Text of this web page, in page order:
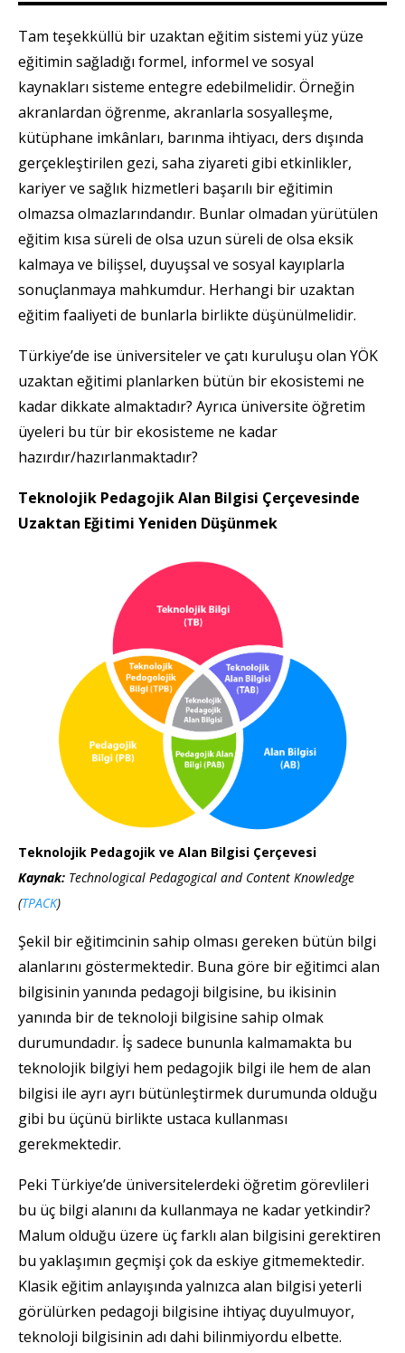
Tam teşekküllü bir uzaktan eğitim sistemi yüz yüze
eğitimin sağladığı formel, informel ve sosyal
kaynakları sisteme entegre edebilmelidir. Örneğin
akranlardan öğrenme, akranlarla sosyalleşme,
kütüphane imkânları, barınma ihtiyacı, ders dışında
gerçekleştirilen gezi, saha ziyareti gibi etkinlikler,
kariyer ve sağlık hizmetleri başarılı bir eğitimin
olmazsa olmazlarındandır. Bunlar olmadan yürütülen
eğitim kısa süreli de olsa uzun süreli de olsa eksik
kalmaya ve bilişsel, duyuşsal ve sosyal kayıplarla
sonuçlanmaya mahkumdur. Herhangi bir uzaktan
eğitim faaliyeti de bunlarla birlikte düşünülmelidir.
Türkiye’de ise üniversiteler ve çatı kuruluşu olan YÖK
uzaktan eğitimi planlarken bütün bir ekosistemi ne
kadar dikkate almaktadır? Ayrıca üniversite öğretim
üyeleri bu tür bir ekosisteme ne kadar
hazırdır/hazırlanmaktadır?
Teknolojik Pedagojik Alan Bilgisi Çerçevesinde
Uzaktan Eğitimi Yeniden Düşünmek
Teknolojik Pedagojik ve Alan Bilgisi Çerçevesi
Kaynak: Technological Pedagogical and Content Knowledge
(TPACK)
Şekil bir eğitimcinin sahip olması gereken bütün bilgi
alanlarını göstermektedir. Buna göre bir eğitimci alan
bilgisinin yanında pedagoji bilgisine, bu ikisinin
yanında bir de teknoloji bilgisine sahip olmak
durumundadır. İş sadece bununla kalmamakta bu
teknolojik bilgiyi hem pedagojik bilgi ile hem de alan
bilgisi ile ayrı ayrı bütünleştirmek durumunda olduğu
gibi bu üçünü birlikte ustaca kullanması
gerekmektedir.
Peki Türkiye’de üniversitelerdeki öğretim görevlileri
bu üç bilgi alanını da kullanmaya ne kadar yetkindir?
Malum olduğu üzere üç farklı alan bilgisini gerektiren
bu yaklaşımın geçmişi çok da eskiye gitmemektedir.
Klasik eğitim anlayışında yalnızca alan bilgisi yeterli
görülürken pedagoji bilgisine ihtiyaç duyulmuyor,
teknoloji bilgisinin adı dahi bilinmiyordu elbette.